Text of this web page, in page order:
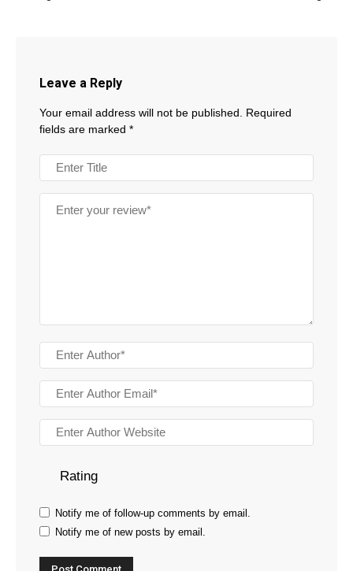
Leave a Reply
Your email address will not be published.
Required
fields are marked *
Rating
Notify me of follow-up comments by email.
Notify me of new posts by email.